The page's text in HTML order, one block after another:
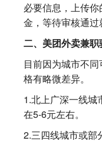
必要信息，上传
金，等待审核通过
二、美团外卖兼
目前因为城市不
格有略微差异。
1.北上广深一线城
在5-6元左右。
2.三四线城市或部